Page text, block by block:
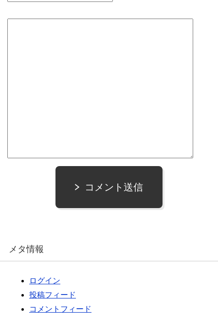
コメント送信
メタ情報
ログイン
投稿フィード
コメントフィード